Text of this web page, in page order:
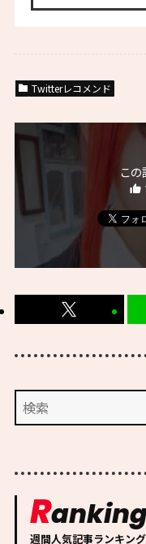
Twitterレコメンド
こ
R
週間人気記事ランキング